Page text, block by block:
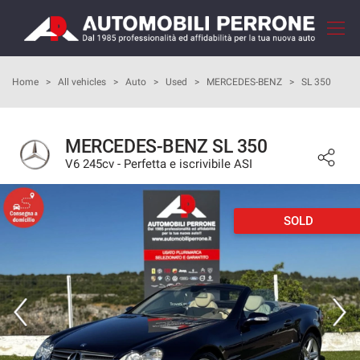
HOME
HOW TO BUY
OUR SERVICES
VEHICLES LIST
SELL YOUR CAR
Home > All vehicles > Auto > Used > MERCEDES-BENZ > SL 350
MERCEDES-BENZ SL 350
V6 245cv - Perfetta e iscrivibile ASI
SOLD
Your
consent
preferences
following
allows
you
to
express
your
consent
tracking
technologies
we
adopt
to